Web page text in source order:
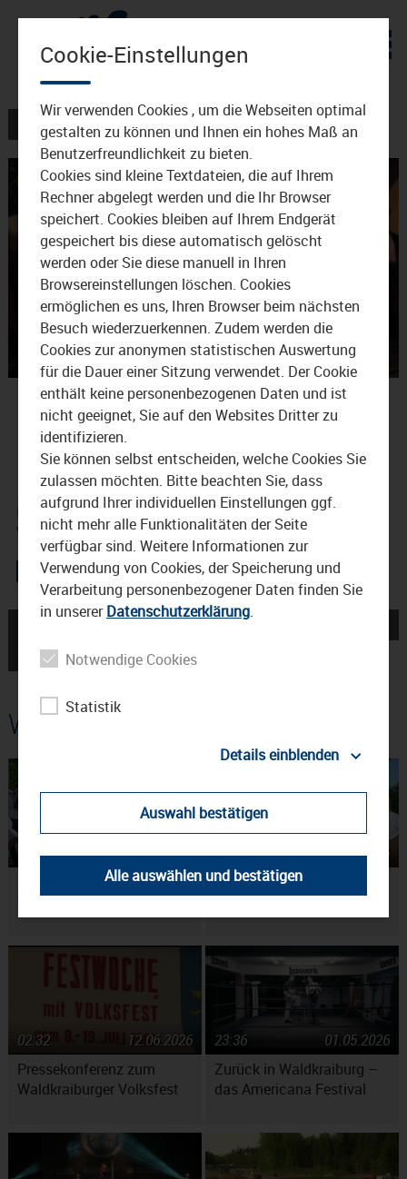
VERANSTALTUNGEN
Video
De Temps Antan im Haus
der Kultur Waldkraiburg
10. April 2015
De Temps Antan am 12.4 im Haus der Kultur
Waldkraiburg
← Celtica Pipes Rock in
Waldkraiburg
David Grissom exklusiv →
Weitere Beiträge
60 Jahre Waldkraiburger
Volksfest
14.07.2026
02:47
Bier fürs Waldkraiburger
Volksfest
01.07.2026
02:34
Pressekonferenz zum
Waldkraiburger Volksfest
12.06.2026
02:32
Zurück in Waldkraiburg –
das Americana Festival
01.05.2026
23:36
Cookie-Einstellungen
Wir verwenden Cookies , um die Webseiten optimal
gestalten zu können und Ihnen ein hohes Maß an
Benutzerfreundlichkeit zu bieten.
Cookies sind kleine Textdateien, die auf Ihrem
Rechner abgelegt werden und die Ihr Browser
speichert. Cookies bleiben auf Ihrem Endgerät
gespeichert bis diese automatisch gelöscht
werden oder Sie diese manuell in Ihren
Browsereinstellungen löschen. Cookies
ermöglichen es uns, Ihren Browser beim nächsten
Besuch wiederzuerkennen. Zudem werden die
Cookies zur anonymen statistischen Auswertung
für die Dauer einer Sitzung verwendet. Der Cookie
enthält keine personenbezogenen Daten und ist
nicht geeignet, Sie auf den Websites Dritter zu
identifizieren.
Sie können selbst entscheiden, welche Cookies Sie
zulassen möchten. Bitte beachten Sie, dass
aufgrund Ihrer individuellen Einstellungen ggf.
nicht mehr alle Funktionalitäten der Seite
verfügbar sind. Weitere Informationen zur
Verwendung von Cookies, der Speicherung und
Verarbeitung personenbezogener Daten finden Sie
in unsererDatenschutzerklärung.
Notwendige Cookies
Statistik
Details einblenden
Auswahl bestätigen
Alle auswählen und bestätigen